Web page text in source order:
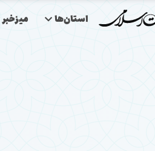
استان‌ها میزخبر